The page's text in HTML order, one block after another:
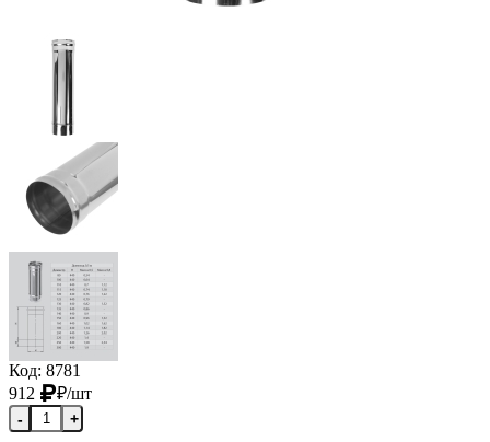
Код: 8781
912
₽/шт
- +